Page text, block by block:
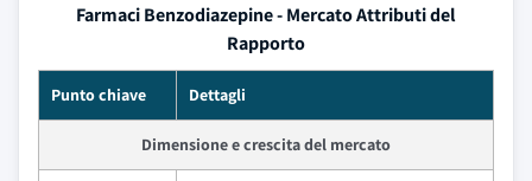
Farmaci Benzodiazepine - Mercato Attributi del
Rapporto
Punto chiave Dettagli
Dimensione e crescita del mercato